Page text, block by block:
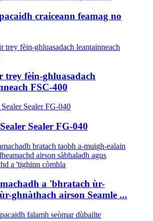
craiceann feamag no
trey fèin-ghluasadach
FSC-400
Sealer FG-040
a 'bhratach ùr-
ghnàthach airson Seamle ...